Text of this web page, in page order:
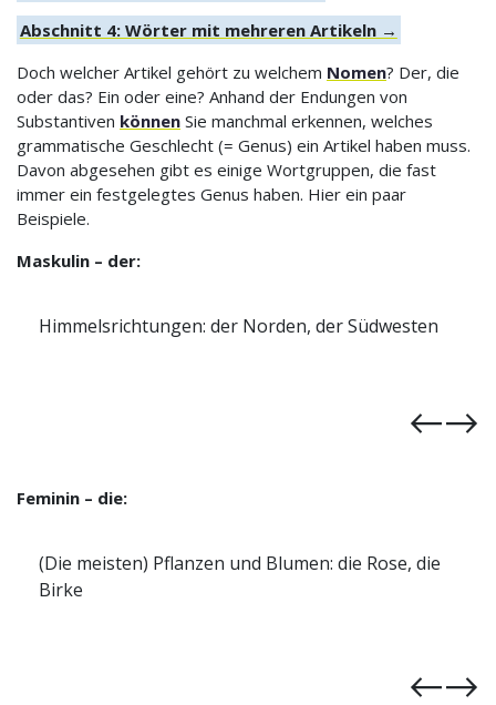
Abschnitt 4: Wörter mit mehreren Artikeln →
Doch welcher Artikel gehört zu welchem Nomen? Der, die
oder das? Ein oder eine? Anhand der Endungen von
Substantiven können Sie manchmal erkennen, welches
grammatische Geschlecht (= Genus) ein Artikel haben muss.
Davon abgesehen gibt es einige Wortgruppen, die fast
immer ein festgelegtes Genus haben. Hier ein paar
Beispiele.
Maskulin – der:
Wetterphänomene: der Regen, der Sturm
Feminin – die:
Endungen: -in, -heit, -schaft, -keit, -ung, -ion, -ur
→ die Studentin, die Freiheit, die Freundschaft, die